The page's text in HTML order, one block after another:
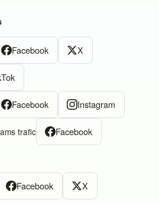
Facebook X
Facebook Instagram
trafic Facebook
Facebook X